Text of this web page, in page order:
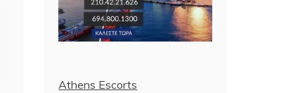
Athens Escorts